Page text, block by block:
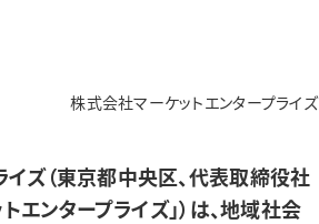
株式会社マーケットエンタープライズ
イズ（東京都中央区、代表取締役社
エンタープライズ」）は、地域社会